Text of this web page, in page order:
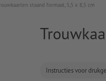
staand formaat, 5,5 x 8,5 cm
Instructies voor